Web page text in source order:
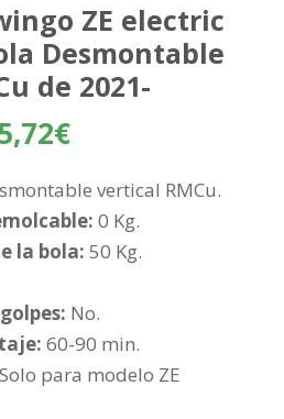
ZE electric
Desmontable
de 2021-
€Rango
precios:
desde
570,21€
645,72€
vertical RMCu.
0 Kg.
la bola: 50 Kg.
No.
60-90 min.
Solo para modelo ZE